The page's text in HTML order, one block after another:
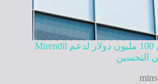
جوجل كلاود تستثمر بأكثر من 100 مليون دولار لدعم Mirendil
التحسين